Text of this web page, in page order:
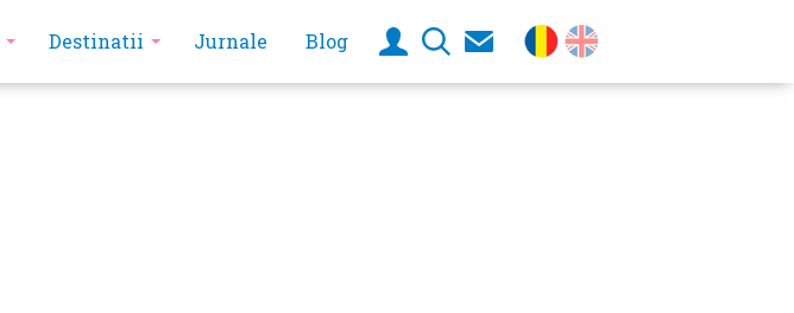
Destinatii Jurnale Blog